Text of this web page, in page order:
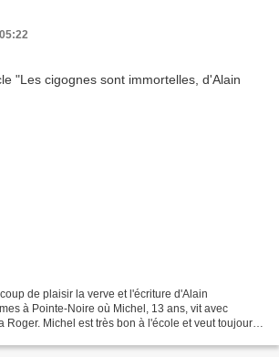
de plaisir la verve et l'écriture d'Alain
à Pointe-Noire où Michel, 13 ans, vit avec
Roger. Michel est très bon à l'école et veut toujours